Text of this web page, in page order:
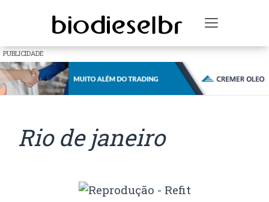
Toggle
PUBLICIDADE
Rio de janeiro